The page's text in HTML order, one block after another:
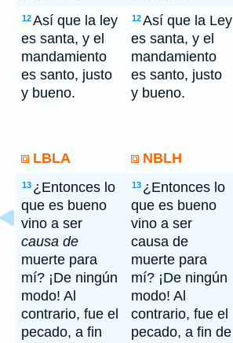
12Así que la ley
es santa, y el
mandamiento
es santo, justo
y bueno.
12Así que la Ley
es santa, y el
mandamiento
es santo, justo
y bueno.
LBLA
NBLH
13 ¿Entonces lo
que es bueno
vino a ser
causa de
muerte para
mí? ¡De ningún
modo! Al
contrario, fue el
pecado, a fin
13 ¿Entonces lo
que es bueno
vino a ser
causa de
muerte para
mí? ¡De ningún
modo! Al
contrario, fue el
pecado, a fin de